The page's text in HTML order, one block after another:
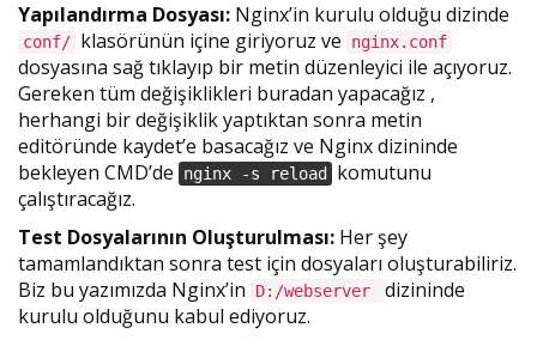
Yapılandırma Dosyası: Nginx’in kurulu olduğu dizinde
conf/ klasörünün içine giriyoruz ve nginx.conf
dosyasına sağ tıklayıp bir metin düzenleyici ile açıyoruz.
Gereken tüm değişiklikleri buradan yapacağız ,
herhangi bir değişiklik yaptıktan sonra metin
editöründe kaydet’e basacağız ve Nginx dizininde
bekleyen CMD’de
nginx -s reload
komutunu
çalıştıracağız.
Test Dosyalarının Oluşturulması: Her şey
tamamlandıktan sonra test için dosyaları oluşturabiliriz.
Biz bu yazımızda Nginx’in
D:/webserver
dizininde
kurulu olduğunu kabul ediyoruz.